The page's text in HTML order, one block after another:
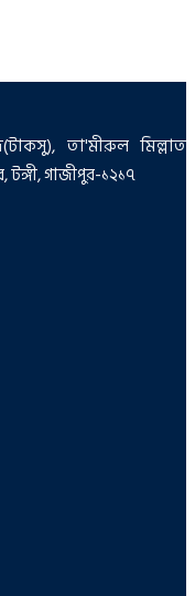
তা'মীরুল মিল্লাত
গাজীপুর-১২১৭